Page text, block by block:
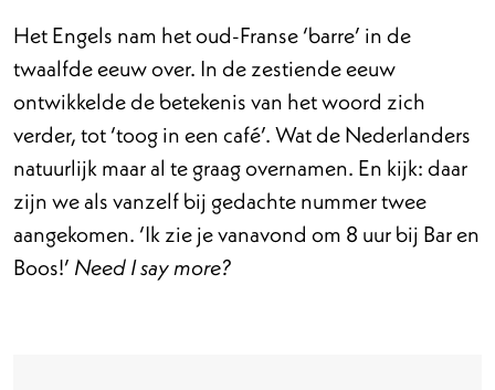
Het Engels nam het oud-Franse ‘barre’ in de
twaalfde eeuw over. In de zestiende eeuw
ontwikkelde de betekenis van het woord zich
verder, tot ‘toog in een café’. Wat de Nederlanders
natuurlijk maar al te graag overnamen. En kijk: daar
zijn we als vanzelf bij gedachte nummer twee
aangekomen. ‘Ik zie je vanavond om 8 uur bij Bar en
Boos!’ Need I say more?